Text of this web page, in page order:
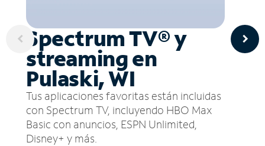
Spectrum TV® y
streaming en
Pulaski, WI
Tus aplicaciones favoritas están incluidas
con Spectrum TV, incluyendo HBO Max
Basic con anuncios, ESPN Unlimited,
Disney+ y más.